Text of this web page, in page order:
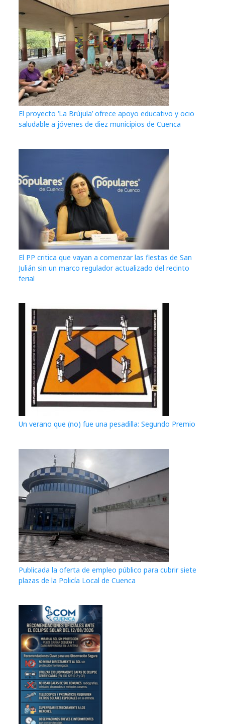
El proyecto ‘La Brújula’ ofrece apoyo educativo y ocio
saludable a jóvenes de diez municipios de Cuenca
El PP critica que vayan a comenzar las fiestas de San
Julián sin un marco regulador actualizado del recinto
ferial
Un verano que (no) fue una pesadilla: Segundo Premio
Publicada la oferta de empleo público para cubrir siete
plazas de la Policía Local de Cuenca